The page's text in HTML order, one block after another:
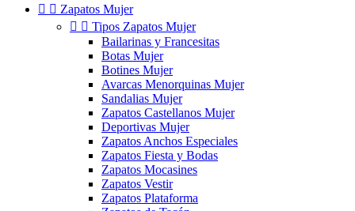
  Zapatos Mujer
  Tipos Zapatos Mujer
Bailarinas y Francesitas
Botas Mujer
Botines Mujer
Avarcas Menorquinas Mujer
Sandalias Mujer
Zapatos Castellanos Mujer
Deportivas Mujer
Zapatos Anchos Especiales
Zapatos Fiesta y Bodas
Zapatos Mocasines
Zapatos Vestir
Zapatos Plataforma